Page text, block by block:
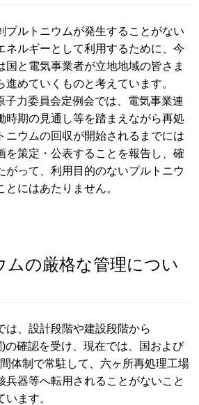
ルトニウムが発生することがない
ネルギーとして利用するために、今
国と電気事業者が立地地域の皆さま
めていくものと考えています。
力委員会定例会では、電気事業連
時期の見通し等を踏まえながら再処
ニウムの回収が開始されるまでには
を策定・公表することを報告し、確
がって、利用目的のないプルトニウ
とにはあたりません。
ムの厳格な管理につい
、設計段階や建設段階から
の確認を受け、現在では、国および
体制で常駐して、六ヶ所再処理工場
兵器等へ転用されることがないこと
ます。